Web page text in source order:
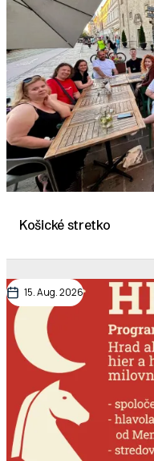
Košické stretko
15. Aug. 2026